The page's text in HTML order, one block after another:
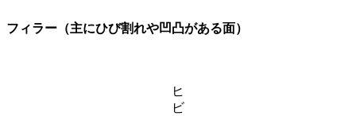
フィラー（主にひび割れや凹凸がある面）
ヒ
ビ